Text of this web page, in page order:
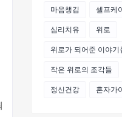
마음챙김 셀프케
심리치유 위로
위로가 되어준 이야기
작은 위로의 조각들
정신건강 혼자가